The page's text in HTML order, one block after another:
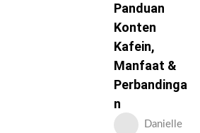
Panduan
Konten
Kafein,
Manfaat &
Perbandinga
N
Danielle